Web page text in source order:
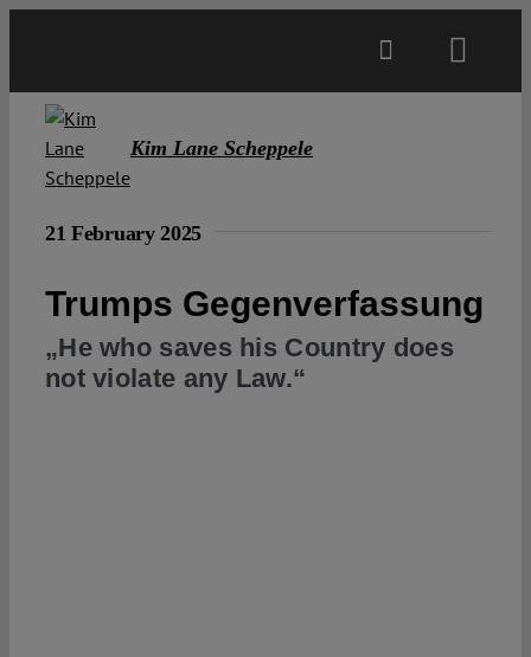
Open Access
Kim Lane Scheppele
21 February 2025
Trumps Gegenverfassung
„He who saves his Country does
not violate any Law.“